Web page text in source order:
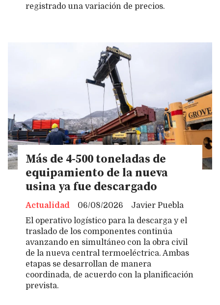
registrado una variación de precios.
Más de 4-500 toneladas de
equipamiento de la nueva
usina ya fue descargado
Javier Puebla
Actualidad
06/08/2026
El operativo logístico para la descarga y el
traslado de los componentes continúa
avanzando en simultáneo con la obra civil
de la nueva central termoeléctrica. Ambas
etapas se desarrollan de manera
coordinada, de acuerdo con la planificación
prevista.